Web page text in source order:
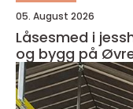
05. August 2026
Låsesmed i
og bygg på